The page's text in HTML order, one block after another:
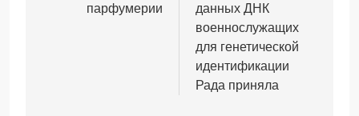
парфумерии
данных ДНК
военнослужащих
для генетической
идентификации
Рада приняла